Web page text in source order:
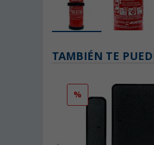
TAMBIÉN TE
%